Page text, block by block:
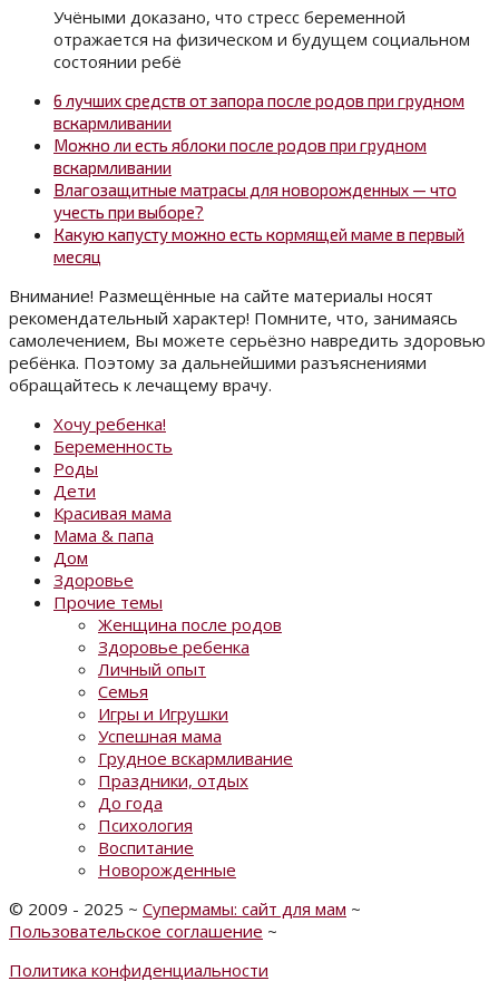
Учёными доказано, что стресс беременной
отражается на физическом и будущем социальном
состоянии ребё
6 лучших средств от запора после родов при грудном
вскармливании
Можно ли есть яблоки после родов при грудном
вскармливании
Влагозащитные матрасы для новорожденных — что
учесть при выборе?
Какую капусту можно есть кормящей маме в первый
месяц
Внимание! Размещённые на сайте материалы носят
рекомендательный характер! Помните, что, занимаясь
самолечением, Вы можете серьёзно навредить здоровью
ребёнка. Поэтому за дальнейшими разъяснениями
обращайтесь к лечащему врачу.
Хочу ребенка!
Беременность
Роды
Дети
Красивая мама
Мама & папа
Дом
Здоровье
Прочие темы
Женщина после родов
Здоровье ребенка
Личный опыт
Семья
Игры и Игрушки
Успешная мама
Грудное вскармливание
Праздники, отдых
До года
Психология
Воспитание
Новорожденные
© 2009 - 2025 ~ Супермамы: сайт для мам ~
Пользовательское соглашение ~
Политика конфиденциальности